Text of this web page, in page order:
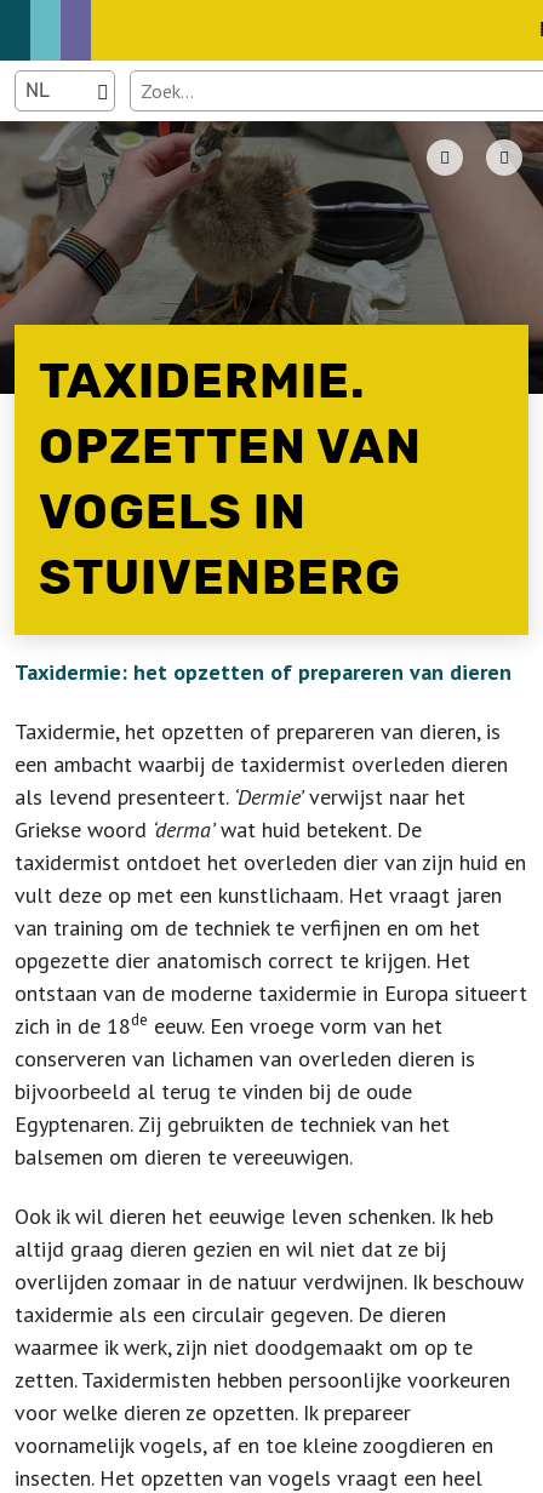
TAXIDERMIE.
OPZETTEN VAN
VOGELS IN
STUIVENBERG
Taxidermie: het opzetten of prepareren van dieren
Taxidermie, het opzetten of prepareren van dieren, is
een ambacht waarbij de taxidermist overleden dieren
als levend presenteert. ‘Dermie’verwijst naar het
Griekse woord ‘derma’wat huid betekent. De
taxidermist ontdoet het overleden dier van zijn huid en
vult deze op met een kunstlichaam. Het vraagt jaren
van training om de techniek te verfijnen en om het
opgezette dier anatomisch correct te krijgen. Het
ontstaan van de moderne taxidermie in Europa situeert
zich in de 18de eeuw. Een vroege vorm van het
conserveren van lichamen van overleden dieren is
bijvoorbeeld al terug te vinden bij de oude
Egyptenaren. Zij gebruikten de techniek van het
balsemen om dieren te vereeuwigen.
Ook ik wil dieren het eeuwige leven schenken. Ik heb
altijd graag dieren gezien en wil niet dat ze bij
overlijden zomaar in de natuur verdwijnen. Ik beschouw
taxidermie als een circulair gegeven. De dieren
waarmee ik werk, zijn niet doodgemaakt om op te
zetten. Taxidermisten hebben persoonlijke voorkeuren
voor welke dieren ze opzetten. Ik prepareer
voornamelijk vogels, af en toe kleine zoogdieren en
insecten. Het opzetten van vogels vraagt een heel